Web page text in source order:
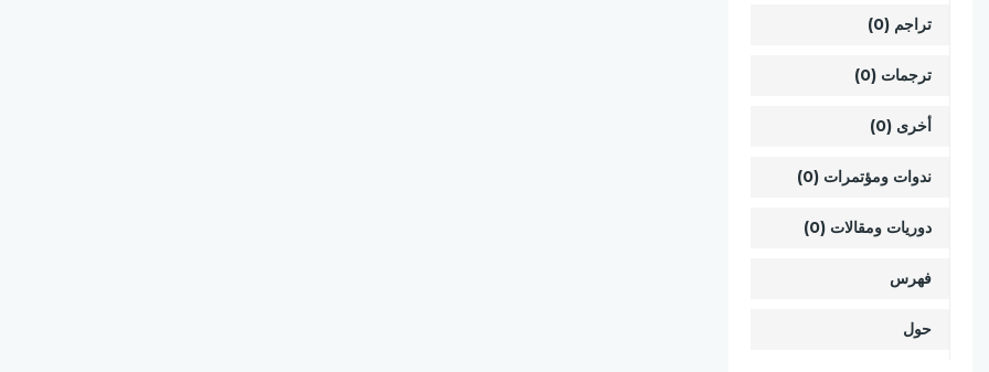
تراجم (0)
ترجمات (0)
أخرى (0)
ندوات ومؤتمرات (0)
دوريات ومقالات (0)
فهرس
حول